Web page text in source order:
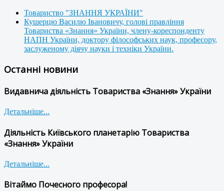
Товариство "ЗНАННЯ УКРАЇНИ"
Кушерцю Василю Івановичу, голові правління
Товариства «Знання» України, члену-кореспонденту
НАПН України, доктору філософських наук, професору,
заслуженому діячу науки і техніки України.
Останні новини
Видавнича діяльність Товариства «Знання» України
Детальніше...
Діяльність Київського планетарію Товариства
«Знання» України
Детальніше...
Вітаймо Почесного професора!